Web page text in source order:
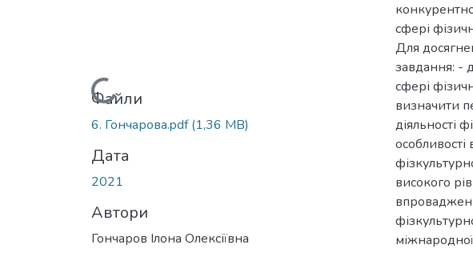
Вантажиться...
Файли
6. Гончарова.pdf(1,36 MB)
Дата
2021
Автори
Гончаров Ілона Олексіївна
сфері
Для
завдання: -
сфері
визначити
діяльності
високого